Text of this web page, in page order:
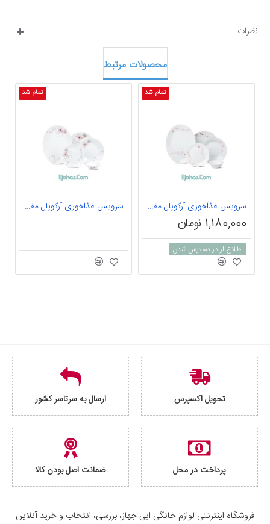
نظرات
محصولات مرتبط
تمام شد
سرویس غذاخوری آرکوپال مقصود 25 پارچه داماس طرح رامیلا صورتی متالیک
1,180,000 تومان
اطلاع از در دسترس شدن
تمام شد
سرویس غذاخوری آرکوپال مقصود 25 پارچه داماس طرح آرتا صورتی
تحویل اکسپرس ارسال به سرتاسر کشور
پرداخت در محل ضمانت اصل بودن کالا
فروشگاه اینترنتی لوازم خانگی ایی جهاز، بررسی، انتخاب و خرید آنلاین